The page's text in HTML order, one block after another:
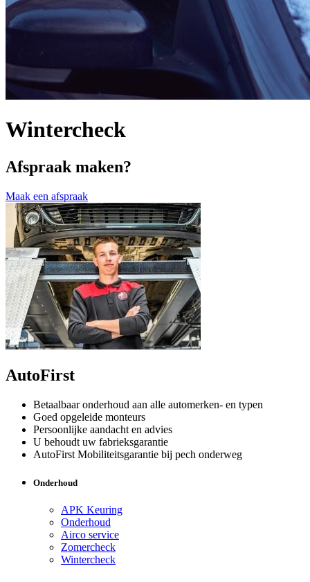
Wintercheck
Afspraak maken?
Maak een afspraak
AutoFirst
Betaalbaar onderhoud aan alle automerken- en typen
Goed opgeleide monteurs
Persoonlijke aandacht en advies
U behoudt uw fabrieksgarantie
AutoFirst Mobiliteitsgarantie bij pech onderweg
Onderhoud
APK Keuring
Onderhoud
Airco service
Zomercheck
Wintercheck